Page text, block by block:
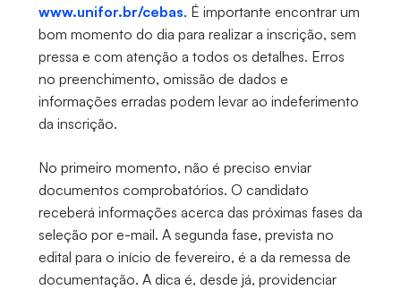
www.unifor.br/cebas. É importante encontrar um
bom momento do dia para realizar a inscrição, sem
pressa e com atenção a todos os detalhes. Erros
no preenchimento, omissão de dados e
informações erradas podem levar ao indeferimento
da inscrição.
No primeiro momento, não é preciso enviar
documentos comprobatórios. O candidato
receberá informações acerca das próximas fases da
seleção por e-mail. A segunda fase, prevista no
edital para o início de fevereiro, é a da remessa de
documentação. A dica é, desde já, providenciar